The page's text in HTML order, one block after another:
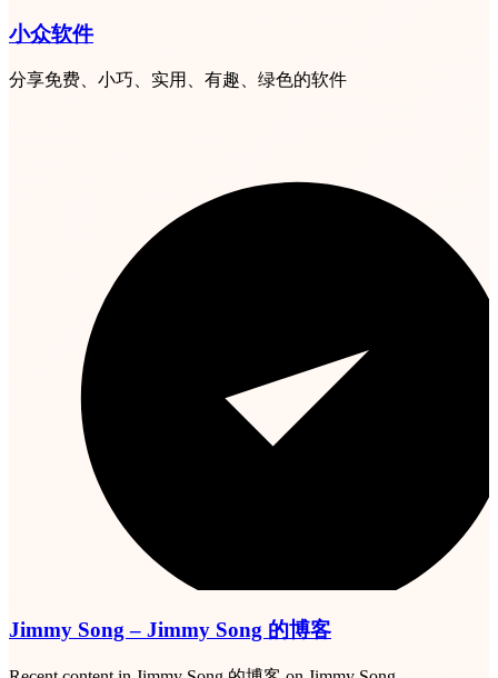
小众软件
分享免费、小巧、实用、有趣、绿色的软件
Jimmy Song – Jimmy Song 的博客